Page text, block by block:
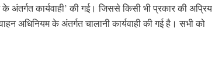
अंतर्गत कार्यवाही’ की गई। जिससे किसी भी प्रकार की अप्रिय
अधिनियम के अंतर्गत चालानी कार्यवाही की गई है। सभी को